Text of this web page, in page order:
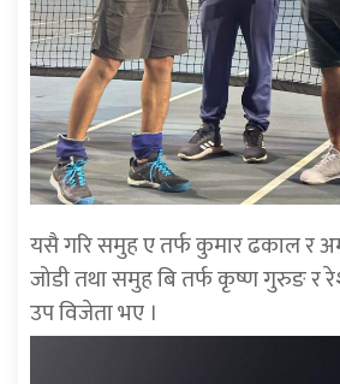
यसै गरि समुह ए तर्फ कुमार ढकाल र
जोडी तथा समुह बि तर्फ कृष्ण गुरुङ र
उप विजेता भए ।